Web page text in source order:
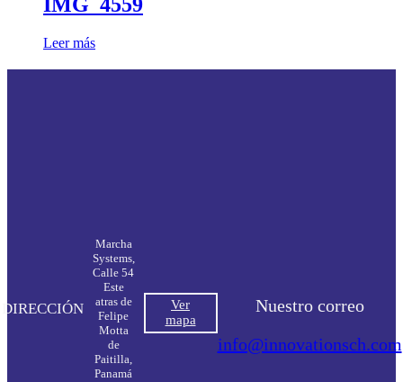
IMG_4559
Leer más
DIRECCIÓN
Marcha
Systems,
Calle 54
Este
atras de
Felipe
Motta
de
Paitilla,
Panamá
Ver
mapa
Nuestro correo
info@innovationsch.com